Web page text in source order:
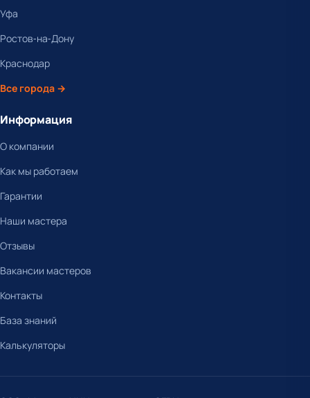
Уфа
Ростов-на-Дону
Краснодар
Все города →
Информация
О компании
Как мы работаем
Гарантии
Наши мастера
Отзывы
Вакансии мастеров
Контакты
База знаний
Калькуляторы